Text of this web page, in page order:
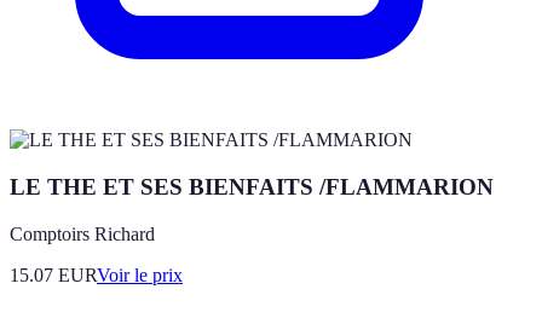
LE THE ET SES BIENFAITS /FLAMMARION
Comptoirs Richard
15.07 EURVoir le prix